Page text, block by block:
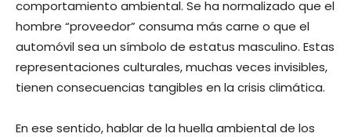
comportamiento ambiental. Se ha normalizado que el
hombre “proveedor” consuma más carne o que el
automóvil sea un símbolo de estatus masculino. Estas
representaciones culturales, muchas veces invisibles,
tienen consecuencias tangibles en la crisis climática.
En ese sentido, hablar de la huella ambiental de los